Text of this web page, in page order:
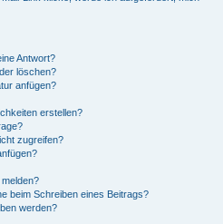
Antwort?
löschen?
anfügen?
erstellen?
zugreifen?
beim Schreiben eines Beitrags?
werden?